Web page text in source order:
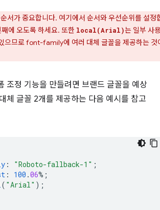
서가 중요합니다. 여기에서 순서와 우선순위를 설정
에 오도록 하세요. 또한 local(Arial)는 일부 사
으므로 font-family에 여러 대체 글꼴을 제공하는 것
조정 기능을 만들려면 브랜드 글꼴을 예상
체 글꼴 2개를 제공하는 다음 예시를 참고
: "Roboto-fallback-1" ;
: 100 .06%;
( "Arial" );